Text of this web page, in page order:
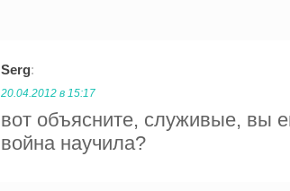
Serg:
20.04.2012 в 15:17
вот объясните, служивые, вы
война научила?